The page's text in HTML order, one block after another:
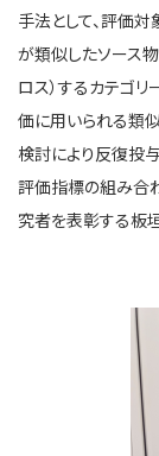
手法として、評価
が類似したソース
ロス）するカテゴ
価に用いられる類
検討により反復投
評価指標の組み合
究者を表彰する板